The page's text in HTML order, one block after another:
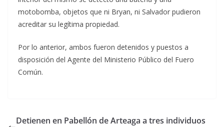
motobomba, objetos que ni Bryan, ni Salvador pudieron
acreditar su legítima propiedad.
Por lo anterior, ambos fueron detenidos y puestos a
disposición del Agente del Ministerio Público del Fuero
Común.
Detienen en Pabellón de Arteaga a tres individuos